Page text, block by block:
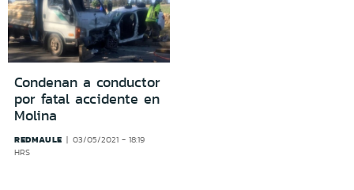
Condenan a conductor
por fatal accidente en
Molina
REDMAULE
03/05/2021 - 18:19
HRS